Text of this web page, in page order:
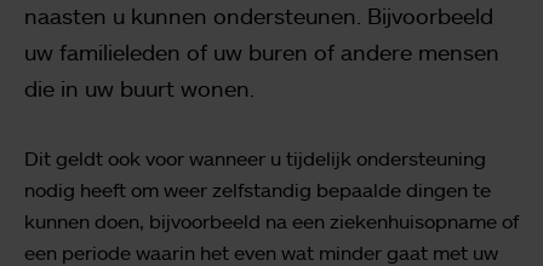
naasten u kunnen ondersteunen. Bijvoorbeeld
uw familieleden of uw buren of andere mensen
die in uw buurt wonen.
Dit geldt ook voor wanneer u tijdelijk ondersteuning
nodig heeft om weer zelfstandig bepaalde dingen te
kunnen doen, bijvoorbeeld na een ziekenhuisopname of
een periode waarin het even wat minder gaat met uw